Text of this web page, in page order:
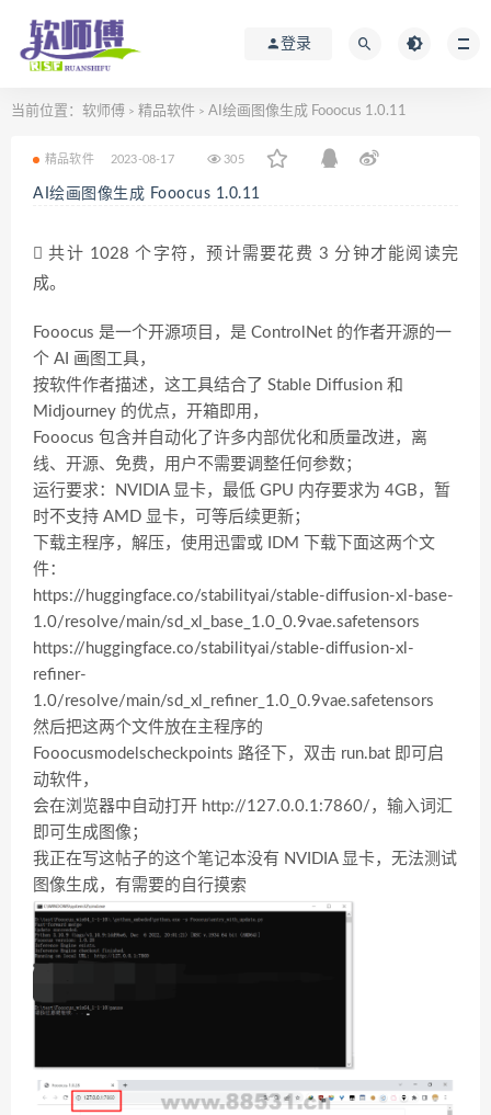
登录
当前位置： 软师傅 > 精品软件 > AI绘画图像生成 Fooocus 1.0.11
精品软件 2023-08-17 305
AI绘画图像生成 Fooocus 1.0.11
共计 1028 个字符，预计需要花费 3 分钟才能阅读完
成。
Fooocus 是一个开源项目，是 ControlNet 的作者开源的一
个 AI 画图工具，
按软件作者描述，这工具结合了 Stable Diffusion 和
Midjourney 的优点，开箱即用，
Fooocus 包含并自动化了许多内部优化和质量改进，离
线、开源、免费，用户不需要调整任何参数；
运行要求：NVIDIA 显卡，最低 GPU 内存要求为 4GB，暂
时不支持 AMD 显卡，可等后续更新；
下载主程序，解压，使用迅雷或 IDM 下载下面这两个文
件：
https://huggingface.co/stabilityai/stable-diffusion-xl-base-
1.0/resolve/main/sd_xl_base_1.0_0.9vae.safetensors
https://huggingface.co/stabilityai/stable-diffusion-xl-
refiner-
1.0/resolve/main/sd_xl_refiner_1.0_0.9vae.safetensors
然后把这两个文件放在主程序的
Fooocusmodelscheckpoints 路径下，双击 run.bat 即可启
动软件，
会在浏览器中自动打开 http://127.0.0.1:7860/，输入词汇
即可生成图像；
我正在写这帖子的这个笔记本没有 NVIDIA 显卡，无法测试
图像生成，有需要的自行摸索